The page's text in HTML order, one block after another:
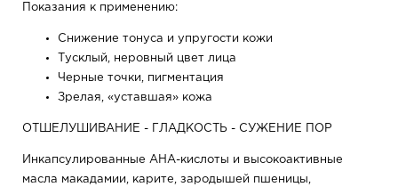
Показания к применению:
Снижение тонуса и упругости кожи
Тусклый, неровный цвет лица
Черные точки, пигментация
Зрелая, «уставшая» кожа
ОТШЕЛУШИВАНИЕ - ГЛАДКОСТЬ - СУЖЕНИЕ ПОР
Инкапсулированные АНА-кислоты и высокоактивные
масла макадамии, карите, зародышей пшеницы,